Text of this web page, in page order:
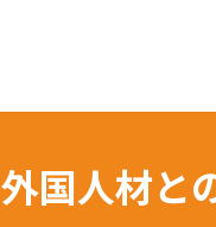
外国人材と